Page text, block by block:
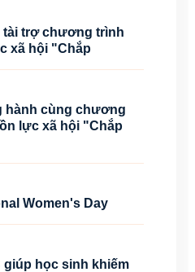
tài trợ chương trình
xã hội "Chắp
hành cùng chương
lực xã hội "Chắp
Women's Day
giúp học sinh khiếm